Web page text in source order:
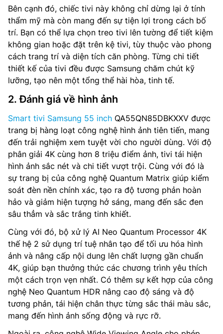
Bên cạnh đó, chiếc tivi này không chỉ dừng lại ở tính
thẩm mỹ mà còn mang đến sự tiện lợi trong cách bố
trí. Bạn có thể lựa chọn treo tivi lên tường để tiết kiệm
không gian hoặc đặt trên kệ tivi, tùy thuộc vào phong
cách trang trí và diện tích căn phòng. Từng chi tiết
thiết kế của tivi đều được Samsung chăm chút kỹ
lưỡng, tạo nên một tổng thể hài hòa, tinh tế.
2. Đánh giá về hình ảnh
Smart tivi Samsung 55 inch QA55QN85DBKXXV được
trang bị hàng loạt công nghệ hình ảnh tiên tiến, mang
đến trải nghiệm xem tuyệt vời cho người dùng. Với độ
phân giải 4K cùng hơn 8 triệu điểm ảnh, tivi tái hiện
hình ảnh sắc nét và chi tiết vượt trội. Cùng với đó là
sự trang bị của công nghệ Quantum Matrix giúp kiểm
soát đèn nền chính xác, tạo ra độ tương phản hoàn
hảo và giảm hiện tượng hở sáng, mang đến sắc đen
sâu thẳm và sắc trắng tinh khiết.
Cùng với đó, bộ xử lý AI Neo Quantum Processor 4K
thế hệ 2 sử dụng trí tuệ nhân tạo để tối ưu hóa hình
ảnh và nâng cấp nội dung lên chất lượng gần chuẩn
4K, giúp bạn thưởng thức các chương trình yêu thích
một cách trọn vẹn nhất. Có thêm sự kết hợp của công
nghệ Neo Quantum HDR nâng cao độ sáng và độ
tương phản, tái hiện chân thực từng sắc thái màu sắc,
mang đến hình ảnh sống động và rực rỡ.